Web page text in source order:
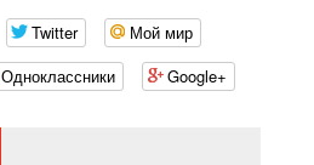
Twitter
Мой мир
Одноклассники Google+